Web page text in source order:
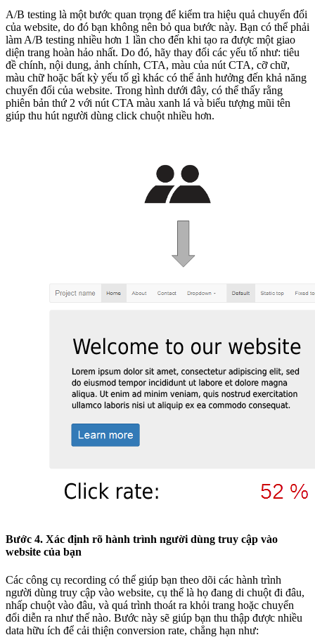
A/B testing là một bước quan trọng để kiểm tra hiệu quả chuyển đổi
của website, do đó bạn không nên bỏ qua bước này. Bạn có thể phải
làm A/B testing nhiều hơn 1 lần cho đến khi tạo ra được một giao
diện trang hoàn hảo nhất. Do đó, hãy thay đổi các yếu tố như: tiêu
đề chính, nội dung, ảnh chính, CTA, màu của nút CTA, cỡ chữ,
màu chữ hoặc bất kỳ yếu tố gì khác có thể ảnh hưởng đến khả năng
chuyển đổi của website. Trong hình dưới đây, có thể thấy rằng
phiên bản thứ 2 với nút CTA màu xanh lá và biểu tượng mũi tên
giúp thu hút người dùng click chuột nhiều hơn.
Bước 4. Xác định rõ hành trình người dùng truy cập vào
website của bạn
Các công cụ recording có thể giúp bạn theo dõi các hành trình
người dùng truy cập vào website, cụ thể là họ đang di chuột đi đâu,
nhấp chuột vào đâu, và quá trình thoát ra khỏi trang hoặc chuyển
đổi diễn ra như thế nào. Bước này sẽ giúp bạn thu thập được nhiều
data hữu ích để cải thiện conversion rate, chẳng hạn như: